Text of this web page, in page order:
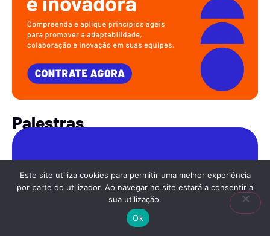
Palestras
Liderança ágil e adaptativa
Conceito que surge em resposta à complexidade
das mudanças no ambiente de negócios atual.
Este site utiliza cookies para permitir uma melhor experiência
por parte do utilizador. Ao navegar no site estará a consentir a
sua utilização.
Ok